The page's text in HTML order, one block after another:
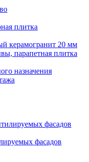
плитка
керамогранит 20 мм
парапетная плитка
назначения
фасадов
фасадов